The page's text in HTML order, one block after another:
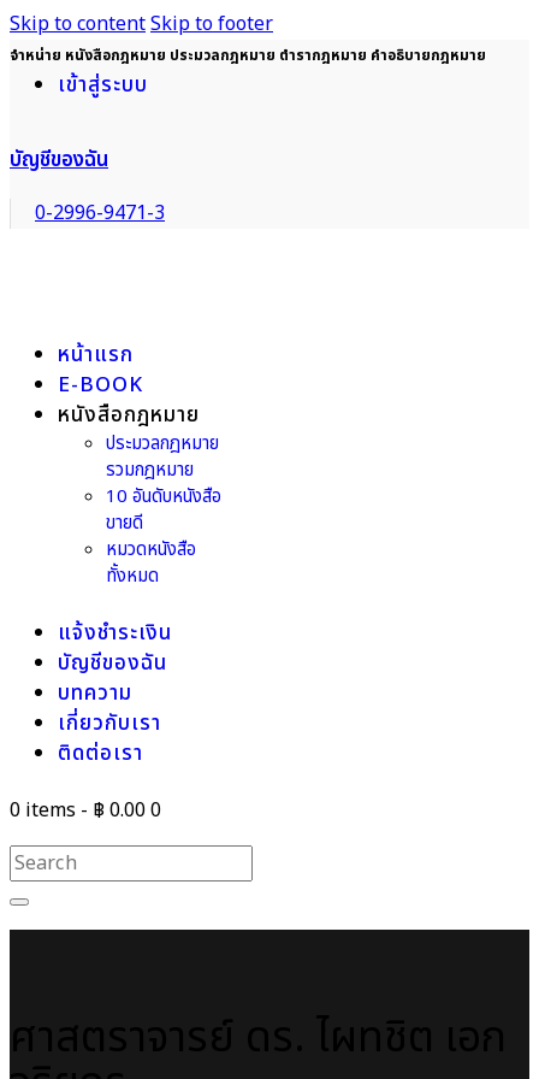
Skip to contentSkip to footer
จำหน่าย หนังสือกฎหมาย ประมวลกฎหมาย ตำรากฎหมาย คำอธิบายกฎหมาย
เข้าสู่ระบบ
บัญชีของฉัน
0-2996-9471-3
หน้าแรก
E-BOOK
หนังสือกฎหมาย
ประมวลกฎหมาย
รวมกฎหมาย
10 อันดับหนังสือ
ขายดี
หมวดหนังสือ
ทั้งหมด
แจ้งชำระเงิน
บัญชีของฉัน
บทความ
เกี่ยวกับเรา
ติดต่อเรา
0 items - ฿ 0.000